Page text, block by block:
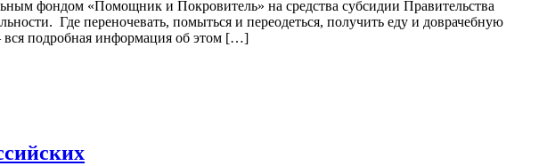
фондом «Помощник и Покровитель» на средства субсидии Правительства
Где переночевать, помыться и переодеться, получить еду и доврачебную
подробная информация об этом […]